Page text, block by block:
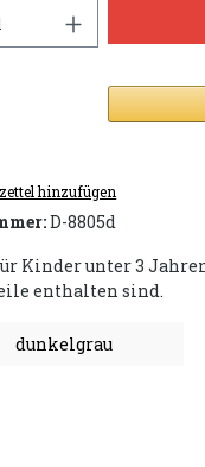
hinzufügen
D-8805d
Kinder unter 3
enthalten sind.
dunkelgrau